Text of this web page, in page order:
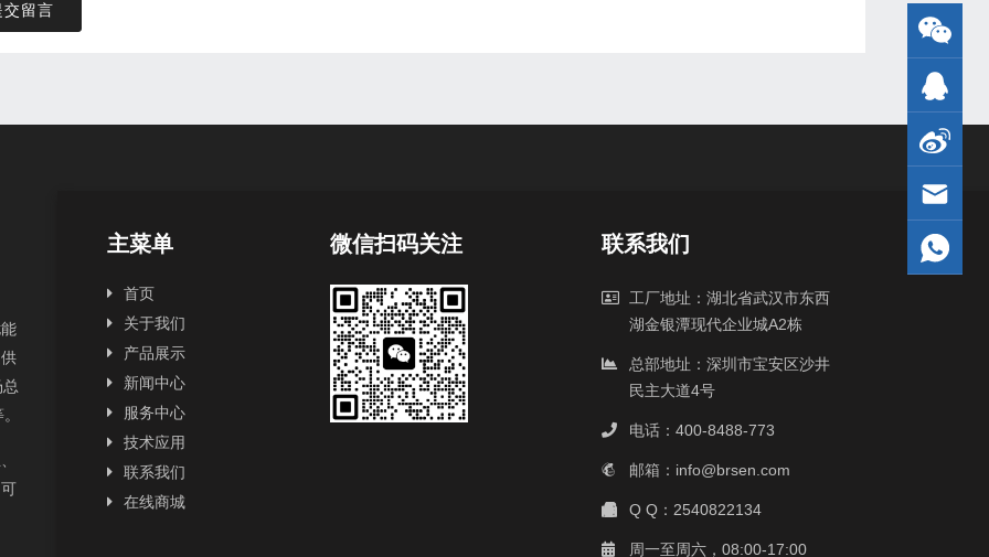
交留言
主菜单
首页
关于我们
产品展示
新闻中心
服务中心
技术应用
联系我们
在线商城
微信扫码关注 联系我们
工厂地址：湖北省武汉市东西
湖金银潭现代企业城A2栋
总部地址：深圳市宝安区沙井
民主大道4号
电话：400-8488-773
邮箱：info@brsen.com
Q Q：2540822134
周一至周六，08:00-17:00